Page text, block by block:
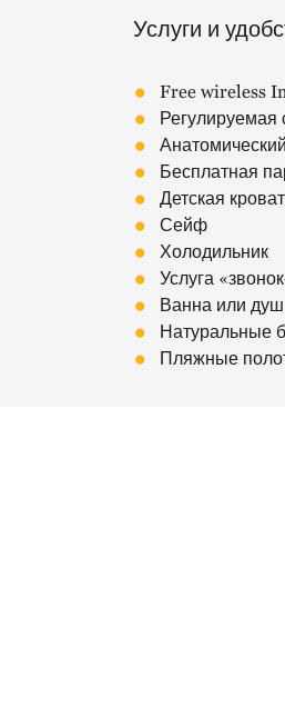
Услуги и
Free wireless
Регулируемая
Бесплатная
Детская
Сейф
Холодильник
Услуга
Ванна или душ
Натуральные
Пляжные